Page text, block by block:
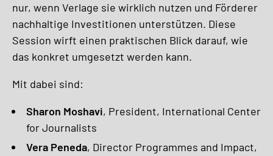
nur, wenn Verlage sie wirklich nutzen und Förderer
nachhaltige Investitionen unterstützen. Diese
Session wirft einen praktischen Blick darauf, wie
das konkret umgesetzt werden kann.
Mit dabei sind:
Sharon Moshavi, President, International Center
for Journalists
Vera Peneda, Director Programmes and Impact,